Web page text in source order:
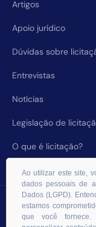
Artigos
Apoio jurídico
Dúvidas sobre
Entrevistas
Notícias
Legislação de
O que é licitação?
© 2026 RHS
Ao utilizar este site,
dados pessoais de
Dados (LGPD).
estamos
que você